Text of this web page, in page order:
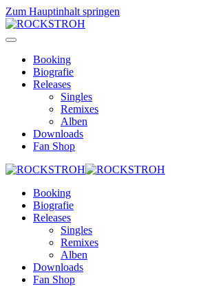
Zum Hauptinhalt springen
Booking
Biografie
Releases
Singles
Remixes
Alben
Downloads
Fan Shop
Booking
Biografie
Releases
Singles
Remixes
Alben
Downloads
Fan Shop